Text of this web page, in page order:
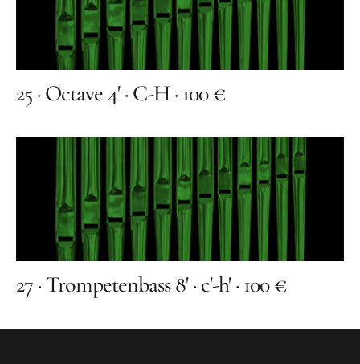
25 · Octave 4' · C-H · 100 €
27 · Trompetenbass 8' · c'-h' · 100 €